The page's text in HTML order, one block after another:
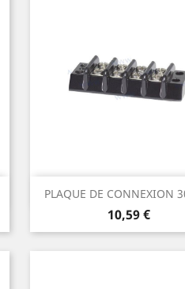
PLAQUE DE CONNEXION
Prix
10,59 €
Aperçu rapide